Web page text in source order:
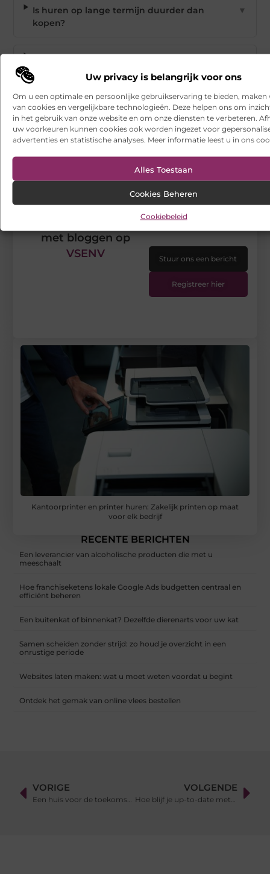
Uw privacy is belangrijk voor ons
Om u een optimale en persoonlijke gebruikservaring te bieden, maken
van cookies en vergelijkbare technologieën. Deze helpen ons om
in het gebruik van onze website en om onze diensten te verbeteren.
uw voorkeuren kunnen cookies ook worden ingezet voor
advertenties en statistische analyses. Meer informatie leest u in ons
Alles Toestaan
Cookies Beheren
Cookiebeleid
Is huren op lange termijn duurder dan
kopen?
▼
X
(Twitter)
Facebook Pinterest LinkedIn Email
Tags en Categorieën:
Kantoorprinter en printer huren: Zakelijk printen op maat
voor elk bedrijf
RECENTE BERICHTEN
Een leverancier van alcoholische producten die met u
meeschaalt
Hoe franchiseketens lokale Google Ads budgetten centraal en
efficiënt beheren
Een buitenkat of binnenkat? Dezelfde dierenarts voor uw kat
Samen scheiden zonder strijd: zo houd je overzicht in een
onrustige periode
Websites laten maken: wat u moet weten voordat u begint
Ontdek het gemak van online vlees bestellen
met bloggen op
VSENV
Stuur ons een bericht
Registreer hier
VORIGE
Een huis voor de toekomst met een architect duurzaam bouwen
VOLGENDE
Hoe blijf je up-to-date met innovaties in LED verlichting?